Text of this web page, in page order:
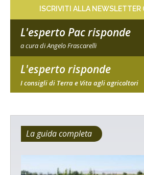
ISCRIVITI ALLA NEWSLETTER
L'esperto Pac risponde
a cura di Angelo Frascarelli
L'esperto risponde
I consigli di Terra e Vita agli agricoltori
La guida completa